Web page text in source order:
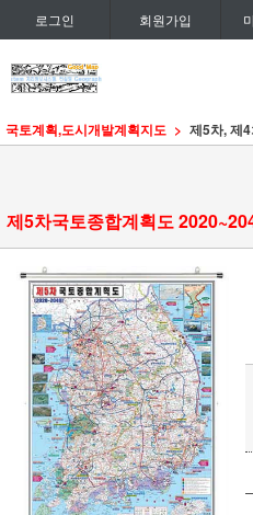
로그인 회원가입
국토계획,도시개발계획지도 제5차, 제
제5차국토종합계획도